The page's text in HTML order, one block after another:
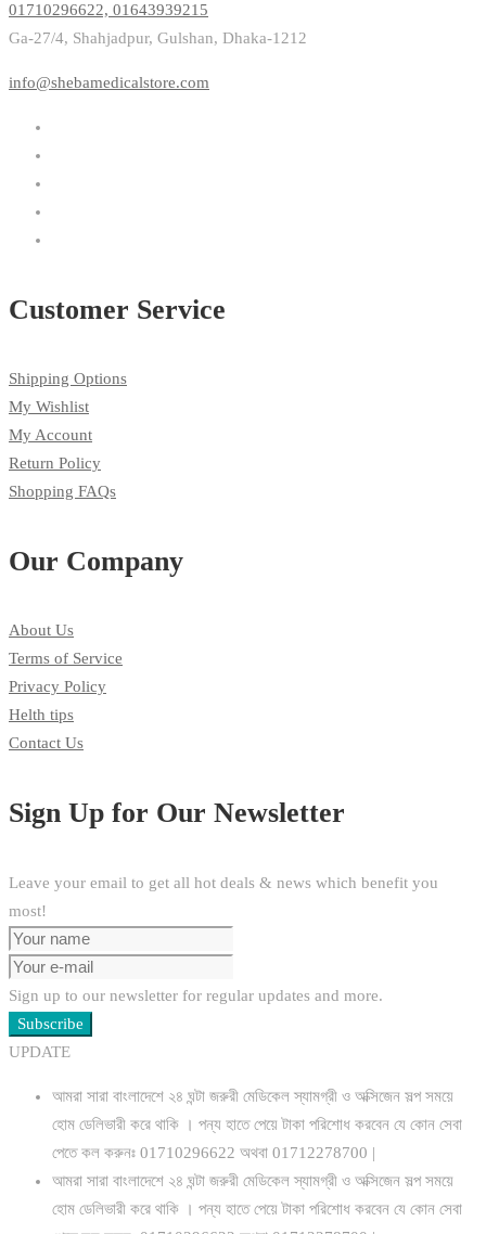
01710296622, 01643939215
Ga-27/4, Shahjadpur, Gulshan, Dhaka-1212
info@shebamedicalstore.com
Customer Service
Shipping Options
My Wishlist
My Account
Return Policy
Shopping FAQs
Our Company
About Us
Terms of Service
Privacy Policy
Helth tips
Contact Us
Sign Up for Our Newsletter
Leave your email to get all hot deals & news which benefit you
most!
Sign up to our newsletter for regular updates and more.
Subscribe
UPDATE
আমরা সারা বাংলাদেশে ২৪ ঘন্টা জরুরী মেডিকেল স্যামগ্রী ও অক্সিজেন সল্প সময়ে
হোম ডেলিভারী করে থাকি । পন্য হাতে পেয়ে টাকা পরিশোধ করবেন যে কোন সেবা
পেতে কল করুনঃ 01710296622 অথবা 01712278700 |
আমরা সারা বাংলাদেশে ২৪ ঘন্টা জরুরী মেডিকেল স্যামগ্রী ও অক্সিজেন সল্প সময়ে
হোম ডেলিভারী করে থাকি । পন্য হাতে পেয়ে টাকা পরিশোধ করবেন যে কোন সেবা